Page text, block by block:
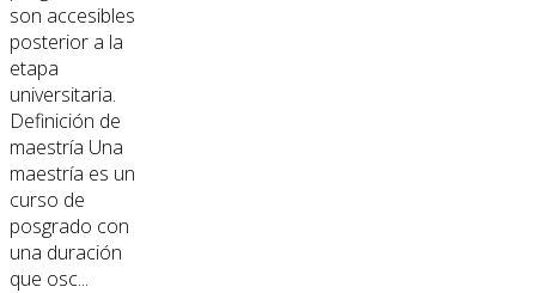
son accesibles
posterior a la
etapa
universitaria.
Definición de
maestría Una
maestría es un
curso de
posgrado con
una duración
que osc...